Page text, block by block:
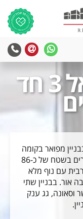
בהרברט סמואל 3 חד
מפואר בקומה
שביעית מוצעת למכירה דירה בת 3 חדרים בשטח של כ-86
מערבית עם נוף מלא
אור. בבניין שתי
24/7, חדר כושר וסאונה, גג ענק